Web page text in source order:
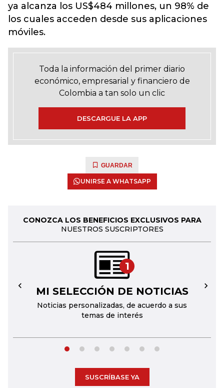
ya alcanza los US$484 millones, un 98% de
los cuales acceden desde sus aplicaciones
móviles.
Toda la información del primer diario
económico, empresarial y financiero de
Colombia a tan solo un clic
DESCARGUE LA APP
GUARDAR
UNIRSE A WHATSAPP
CONOZCA LOS BENEFICIOS EXCLUSIVOS PARA
NUESTROS SUSCRIPTORES
1
MI SELECCIÓN DE NOTICIAS
Noticias personalizadas, de acuerdo a sus
temas de interés
← →
SUSCRÍBASE YA